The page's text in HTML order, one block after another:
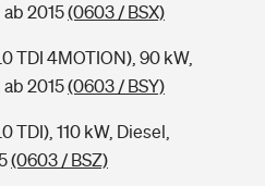
2015(0603 / BSX)
TDI 4MOTION), 90 kW,
2015(0603 / BSY)
TDI), 110 kW, Diesel,
(0603 / BSZ)